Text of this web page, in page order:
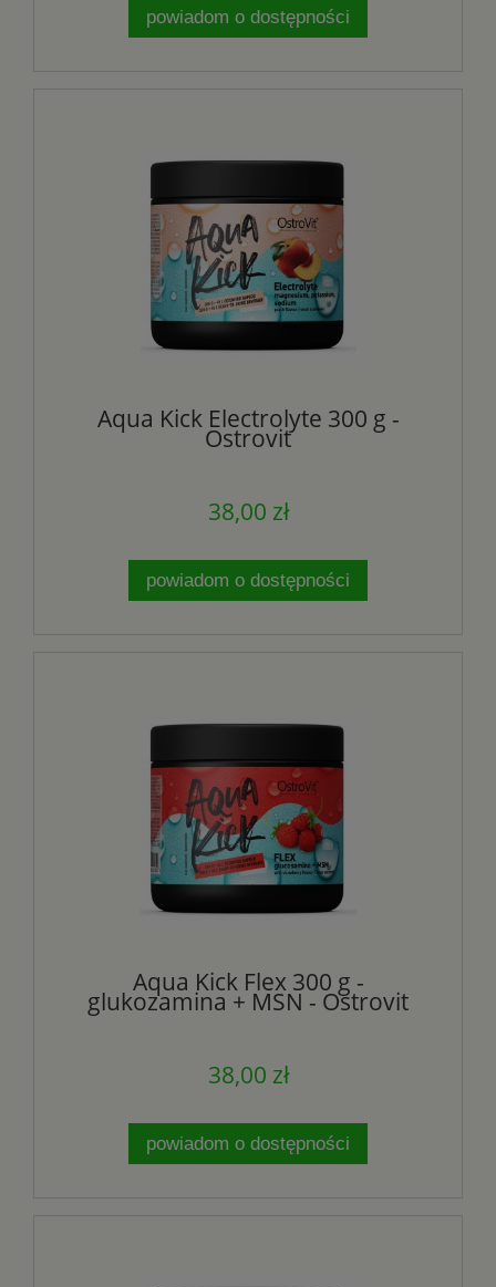
powiadom o dostępności
Aqua Kick Electrolyte 300 g -
Ostrovit
38,00 zł
powiadom o dostępności
Aqua Kick Flex 300 g -
glukozamina + MSN - Ostrovit
38,00 zł
powiadom o dostępności